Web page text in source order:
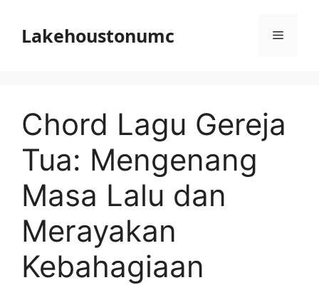
contentLakehoustonumc Menu
Chord Lagu Gereja
Tua: Mengenang
Masa Lalu dan
Merayakan
Kebahagiaan